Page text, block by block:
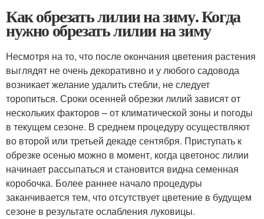
Как обрезать лилии на зиму. Когда
нужно обрезать лилии на зиму
Несмотря на то, что после окончания цветения растения
выглядят не очень декоративно и у любого садовода
возникает желание удалить стебли, не следует
торопиться. Сроки осенней обрезки лилий зависят от
нескольких факторов – от климатической зоны и погоды
в текущем сезоне. В среднем процедуру осуществляют
во второй или третьей декаде сентября. Приступать к
обрезке осенью можно в момент, когда цветонос лилии
начинает рассыпаться и становится видна семенная
коробочка. Более раннее начало процедуры
заканчивается тем, что отсутствует цветение в будущем
сезоне в результате ослабления луковицы.